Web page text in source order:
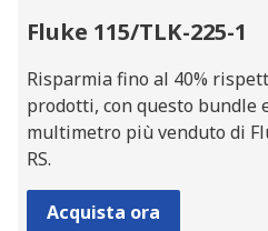
Fluke 115/TLK-225-1
Risparmia fino al 40%
prodotti, con questo bundle
multimetro più venduto di
RS.
Acquista ora